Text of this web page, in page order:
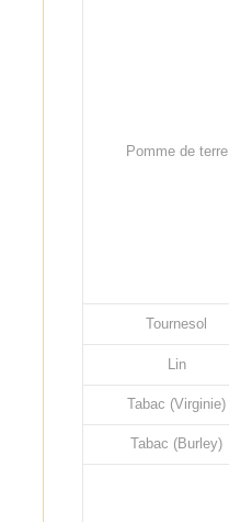
Pomme de terre
Tournesol
Lin
Tabac (Virginie)
Tabac (Burley)